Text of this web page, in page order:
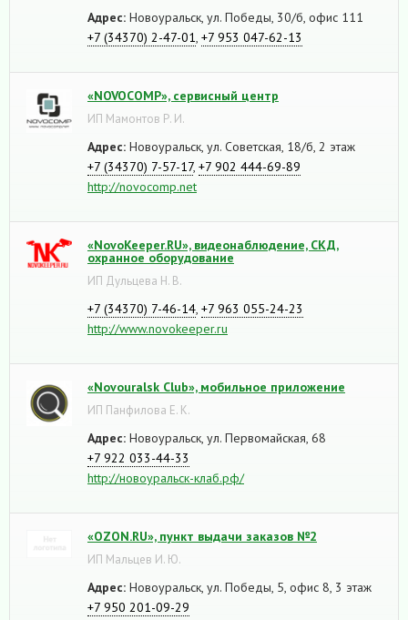
Адрес: Новоуральск, ул. Победы, 30/б, офис 111
+7 (34370) 2-47-01 +7 953 047-62-13
«NOVOCOMP», сервисный центр
ИП Мамонтов Р. И.
Адрес: Новоуральск, ул. Советская, 18/б, 2 этаж
+7 (34370) 7-57-17, +7 902 444-69-89
http://novocomp.net
«NovoKeeper.RU», видеонаблюдение, СКД,
охранное оборудование
ИП Дульцева Н. В.
+7 (34370) 7-46-14 +7 963 055-24-23
http://www.novokeeper.ru
«Novouralsk Club», мобильное приложение
ИП Панфилова Е. К.
Адрес: Новоуральск, ул. Первомайская, 68
+7 922 033-44-33
http://новоуральск-клаб.рф/
«OZON.RU», пункт выдачи заказов №2
ИП Мальцев И. Ю.
Адрес: Новоуральск, ул. Победы, 5, офис 8, 3 этаж
+7 950 201-09-29